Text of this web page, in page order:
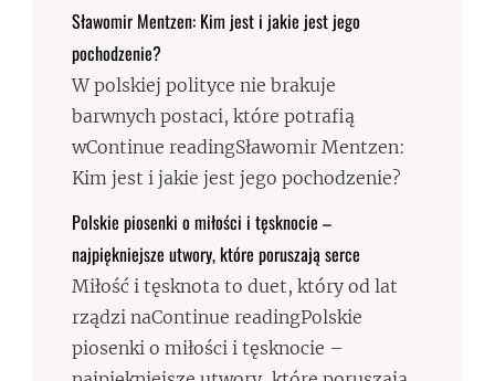
Sławomir Mentzen: Kim jest i jakie jest jego
pochodzenie?
W polskiej polityce nie brakuje
barwnych postaci, które potrafią
wContinue readingSławomir Mentzen:
Kim jest i jakie jest jego pochodzenie?
Polskie piosenki o miłości i tęsknocie –
najpiękniejsze utwory, które poruszają serce
Miłość i tęsknota to duet, który od lat
rządzi naContinue readingPolskie
piosenki o miłości i tęsknocie –